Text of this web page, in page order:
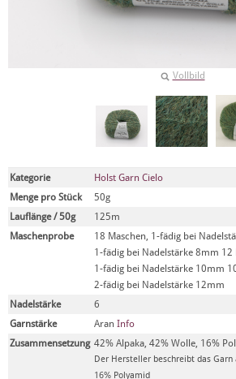
Vollbild
Kategorie
Holst Garn Cielo
Menge pro Stück
50g
Lauflänge / 50g
125m
Maschenprobe
18 Maschen, 1-fädig bei
1-fädig bei Nadelstärke 8mm 12
1-fädig bei Nadelstärke 10mm
2-fädig bei Nadelstärke 12mm
Nadelstärke
6
Garnstärke
Aran Info
Zusammensetzung 42% Alpaka, 42% Wolle, 16%
Der Hersteller beschreibt das
16% Polyamid